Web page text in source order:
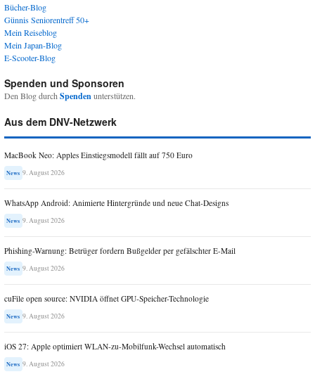
Bücher-Blog
Günnis Seniorentreff 50+
Mein Reiseblog
Mein Japan-Blog
E-Scooter-Blog
Spenden und Sponsoren
Den Blog durch Spendenunterstützen.
Aus dem DNV-Netzwerk
MacBook Neo: Apples Einstiegsmodell fällt auf 750 Euro
News 9. August 2026
WhatsApp Android: Animierte Hintergründe und neue Chat-Designs
News 9. August 2026
Phishing-Warnung: Betrüger fordern Bußgelder per gefälschter E-Mail
News 9. August 2026
cuFile open source: NVIDIA öffnet GPU-Speicher-Technologie
News 9. August 2026
iOS 27: Apple optimiert WLAN-zu-Mobilfunk-Wechsel automatisch
News 9. August 2026